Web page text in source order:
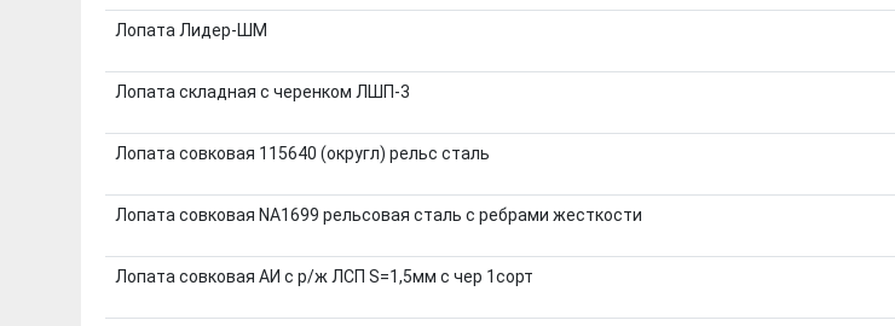
Лопата Лидер-ШМ
Лопата складная с черенком ЛШП-3
Лопата совковая 115640 (округл) рельс сталь
Лопата совковая NA1699 рельсовая сталь с ребрами жесткости
Лопата совковая АИ с р/ж ЛСП S=1,5мм с чер 1сорт